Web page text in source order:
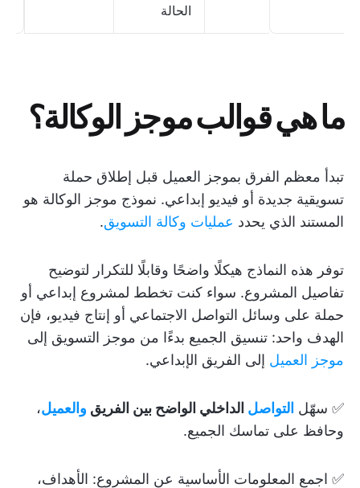
الحالة
ما هي قوالب موجز الوكالة؟
تبدأ معظم الفرق بموجز العميل قبل إطلاق حملة
تسويقية جديدة أو فيديو إبداعي. نموذج موجز الوكالة هو
المستند الذي يحدد عمليات وكالة التسويق.
توفر هذه النماذج هيكلًا واضحًا وقابلًا للتكرار لتوضيح
تفاصيل المشروع. سواء كنت تخطط لمشروع إبداعي أو
حملة على وسائل التواصل الاجتماعي أو إنتاج فيديو، فإن
الهدف واحد: تنسيق الجميع بدءًا من موجز التسويق إلى
موجز العميل إلى الفريق الإبداعي.
✅ سهّل التواصل الداخلي الواضح بين الفريق والعميل،
وحافظ على تماسك الجميع.
✅ اجمع المعلومات الأساسية عن المشروع: الأهداف،